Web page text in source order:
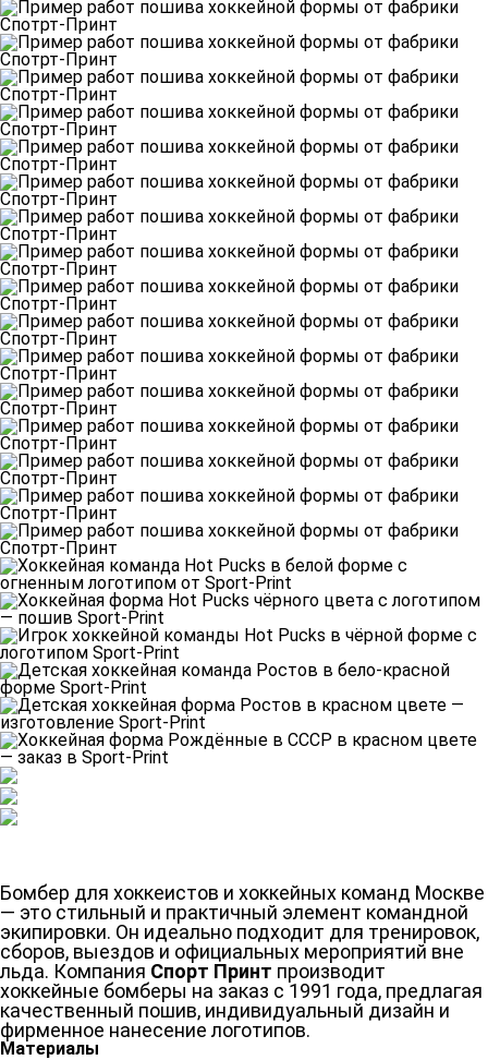
Бомбер для хоккеистов и хоккейных команд Москве
— это стильный и практичный элемент командной
экипировки. Он идеально подходит для тренировок,
сборов, выездов и официальных мероприятий вне
льда. Компания Спорт Принт производит
хоккейные бомберы на заказ с 1991 года, предлагая
качественный пошив, индивидуальный дизайн и
фирменное нанесение логотипов.
Материалы